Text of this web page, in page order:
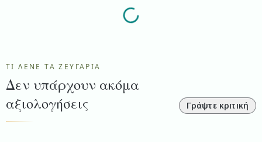
ΤΙ ΛΈΝΕ ΤΑ ΖΕΥΓΆΡΙΑ
Δεν υπάρχουν ακόμα
αξιολογήσεις
Γράψτε κριτική